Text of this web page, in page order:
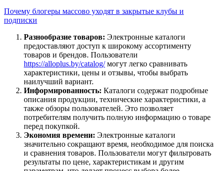
Почему блогеры массово уходят в закрытые клубы и
подписки
Разнообразие товаров: Электронные каталоги
предоставляют доступ к широкому ассортименту
товаров и брендов. Пользователи
https://alloplus.by/catalog/могут легко сравнивать
характеристики, цены и отзывы, чтобы выбрать
наилучший вариант.
Информированность: Каталоги содержат подробные
описания продукции, технические характеристики, а
также обзоры пользователей. Это позволяет
потребителям получить полную информацию о товаре
перед покупкой.
Экономия времени: Электронные каталоги
значительно сокращают время, необходимое для поиска
и сравнения товаров. Пользователи могут фильтровать
результаты по цене, характеристикам и другим